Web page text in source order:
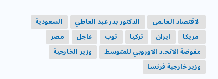
الاقتصاد العالمى الدكتور بدر عبد العاطي
السعودية
امريكا
ايران تركيا توب عاجل
مصر
مفوضة الاتحاد الاوروبي للمتوسط
وزير الخارجية
وزير خارجية فرنسا